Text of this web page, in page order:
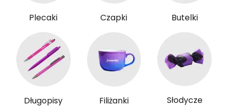
Plecaki Czapki Butelki
Długopisy Filiżanki Słodycze